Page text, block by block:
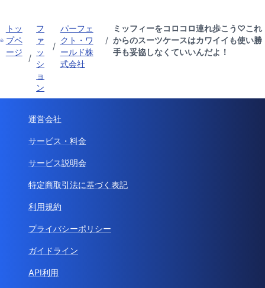
トッ
プペ
ージ
/
フ
ァ
ッ
シ
ョ
ン
/
パーフェ
クト・ワ
ールド株
式会社
/
ミッフィーをコロコロ連れ歩こう♡これ
からのスーツケースはカワイイも使い勝
手も妥協しなくていいんだよ！
運営会社
サービス・料金
サービス説明会
特定商取引法に基づく表記
利用規約
プライバシーポリシー
ガイドライン
API利用